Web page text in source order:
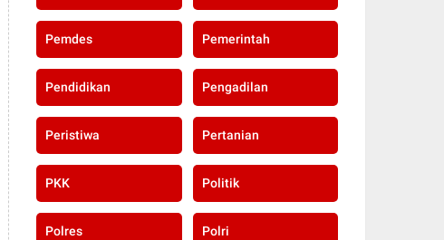
Pemdes Pemerintah
Pendidikan Pengadilan
Peristiwa Pertanian
PKK Politik
Polres Polri